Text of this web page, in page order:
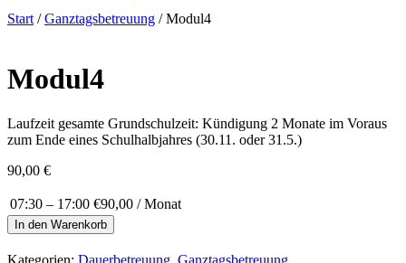
Start /Ganztagsbetreuung / Modul4
Modul4
Laufzeit gesamte Grundschulzeit: Kündigung 2 Monate im Voraus
zum Ende eines Schulhalbjahres (30.11. oder 31.5.)
90,00 €
07:30 – 17:00 €90,00 / Monat
Modul4
Menge
In den Warenkorb
Kategorien: Dauerbetreuung, Ganztagsbetreuung